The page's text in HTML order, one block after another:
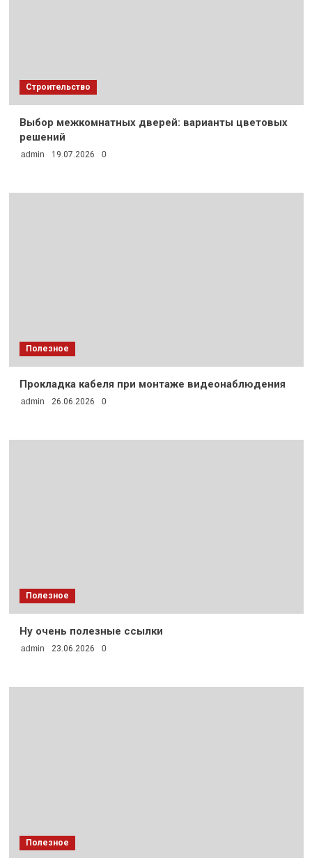
Строительство
Выбор межкомнатных дверей: варианты цветовых
решений
admin 19.07.2026 0
Полезное
Прокладка кабеля при монтаже видеонаблюдения
admin 26.06.2026 0
Полезное
Ну очень полезные ссылки
admin 23.06.2026 0
Полезное